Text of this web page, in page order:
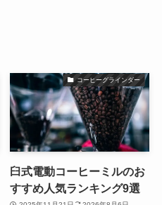
コーヒーグラインダー
臼式電動コーヒーミルのお
すすめ人気ランキング9選